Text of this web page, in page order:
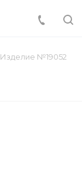
Изделие №19052